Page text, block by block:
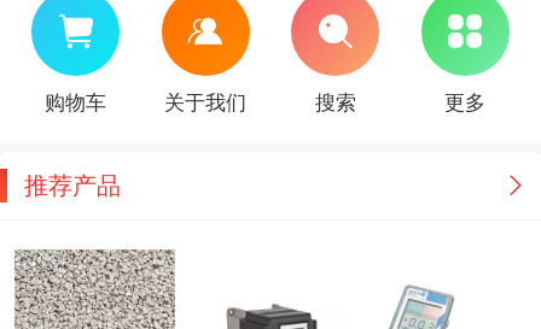
购物车 关于我们 搜索 更多
推荐产品